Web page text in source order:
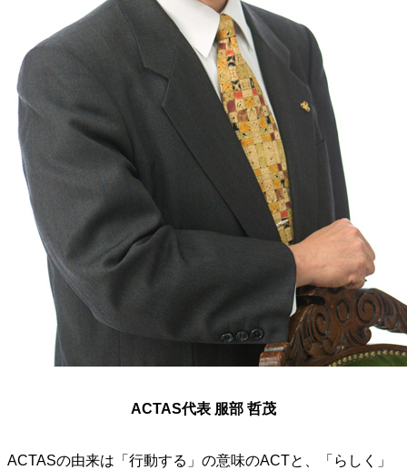
ACTAS代表 服部 哲茂
ACTASの由来は「行動する」の意味のACTと、「らしく」